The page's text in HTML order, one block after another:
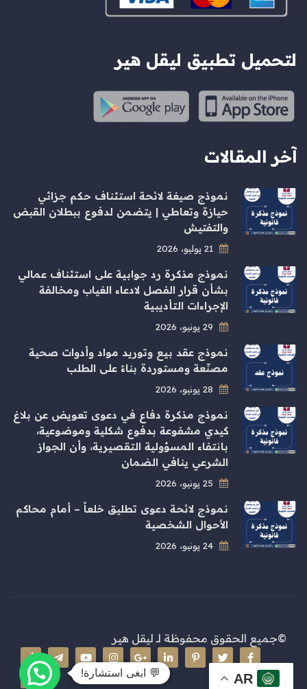
لتحميل تطبيق ليقل هير
آخر المقالات
نموذج صيغة لائحة استئناف حكم جزائي
حيازة وتعاطي | يتضمن لدفوع ببطلان القبض
والتفتيش
نموذج مذكرة رد جوابية على استئناف عمالي
بشأن قرار الفصل لادعاء الغياب ومخالفة
الإجراءات التأديبية
نموذج عقد بيع وتوريد مواد وأدوات صحية
مصنّعة ومستوردة بناءً على الطلب
نموذج مذكرة دفاع في دعوى تعويض عن بلاغ
كيدي مشفوعة بدفوع شكلية وموضوعية،
بانتفاء المسؤولية التقصيرية، وأن الجواز
الشرعي ينافي الضمان
نموذج لائحة دعوى تطليق خلعاً – أمام محاكم
الأحوال الشخصية
©جميع الحقوق محفوظة لـ ليقل هير
AR 💬 ابغى استشارة!